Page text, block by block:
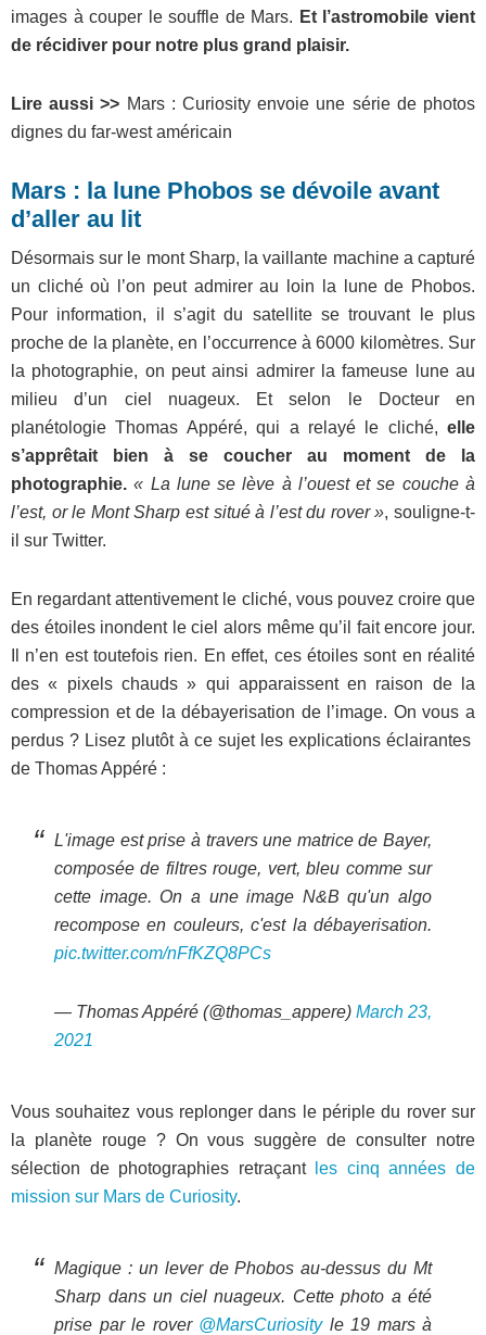
images à couper le souffle de Mars. Et l’astromobile vient
de récidiver pour notre plus grand plaisir.
Lire aussi >> Mars : Curiosity envoie une série de photos
dignes du far-west américain
Mars : la lune Phobos se dévoile avant
d’aller au lit
Désormais sur le mont Sharp, la vaillante machine a capturé
un cliché où l’on peut admirer au loin la lune de Phobos.
Pour information, il s’agit du satellite se trouvant le plus
proche de la planète, en l’occurrence à 6000 kilomètres. Sur
la photographie, on peut ainsi admirer la fameuse lune au
milieu d’un ciel nuageux. Et selon le Docteur en
planétologie Thomas Appéré, qui a relayé le cliché, elle
s’apprêtait bien à se coucher au moment de la
photographie. « La lune se lève à l’ouest et se couche à
l’est, or le Mont Sharp est situé à l’est du rover », souligne-t-
il sur Twitter.
En regardant attentivement le cliché, vous pouvez croire que
des étoiles inondent le ciel alors même qu’il fait encore jour.
Il n’en est toutefois rien. En effet, ces étoiles sont en réalité
des « pixels chauds » qui apparaissent en raison de la
compression et de la débayerisation de l’image. On vous a
perdus ? Lisez plutôt à ce sujet les explications éclairantes
de Thomas Appéré :
L'image est prise à travers une matrice de Bayer,
composée de filtres rouge, vert, bleu comme sur
cette image. On a une image N&B qu'un algo
recompose en couleurs, c'est la débayerisation.
pic.twitter.com/nFfKZQ8PCs
— Thomas Appéré (@thomas_appere) March 23,
2021
Vous souhaitez vous replonger dans le périple du rover sur
la planète rouge ? On vous suggère de consulter notre
sélection de photographies retraçantles cinq années de
mission sur Mars de Curiosity.
Magique : un lever de Phobos au-dessus du Mt
Sharp dans un ciel nuageux. Cette photo a été
prise par le rover @MarsCuriosityle 19 mars à